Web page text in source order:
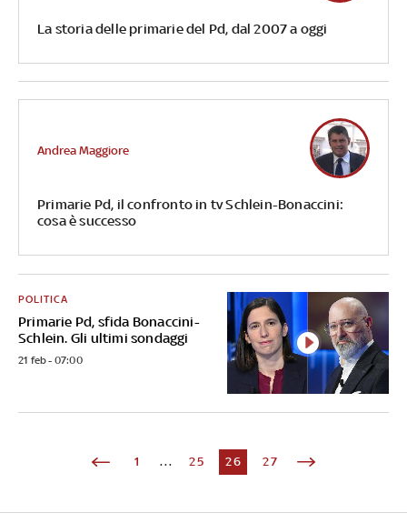
La storia delle primarie del Pd, dal 2007 a oggi
Primarie Pd, il confronto in tv Schlein-Bonaccini:
cosa è successo
Andrea Maggiore
Primarie Pd, sfida Bonaccini-
Schlein. Gli ultimi sondaggi
POLITICA
21 feb - 07:00
1 ... 25 26 27